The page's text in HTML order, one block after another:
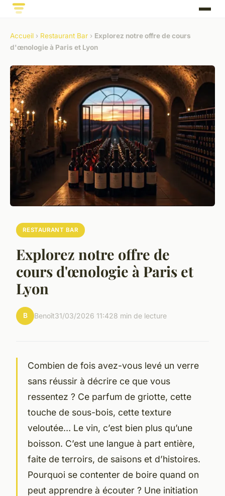
Accueil › Restaurant Bar › Explorez notre offre de cours
d'œnologie à Paris et Lyon
RESTAURANT BAR
Explorez notre offre de
cours d'œnologie à Paris et
Lyon
B Benoît31/03/2026 11:428 min de lecture
Combien de fois avez-vous levé un verre
sans réussir à décrire ce que vous
ressentez ? Ce parfum de griotte, cette
touche de sous-bois, cette texture
veloutée… Le vin, c’est bien plus qu’une
boisson. C’est une langue à part entière,
faite de terroirs, de saisons et d’histoires.
Pourquoi se contenter de boire quand on
peut apprendre à écouter ? Une initiation